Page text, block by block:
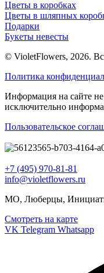
Цветы в коробках
Цветы в шляпных
Подарки
Букеты невесты
© VioletFlowers, 2026.
Политика
Информация на сайте
исключительно
Пользовательское
+7 (495) 970-81-81
info@violetflowers.ru
МО, Люберцы,
Смотреть на карте
VK Telegram Whatsapp